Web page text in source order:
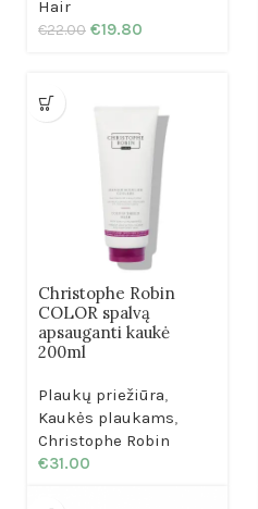
Hair
€22.00 €19.80
Christophe Robin
COLOR spalvą
apsauganti kaukė
200ml
Plaukų priežiūra,
Kaukės plaukams,
Christophe Robin
€31.00